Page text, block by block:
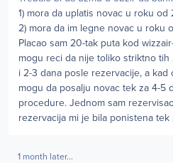
1) mora da uplatis novac u roku od
2) mora da im legne novac u roku
Placao sam 20-tak puta kod
mogu reci da nije toliko striktno tih
i 2-3 dana posle rezervacije, a kad
mogu da posalju novac tek za 4-5
procedure. Jednom sam
rezervacija mi je bila ponistena
1 month later...